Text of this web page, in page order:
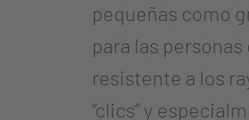
pequeñas como
para las
resistente a los
“clics” y